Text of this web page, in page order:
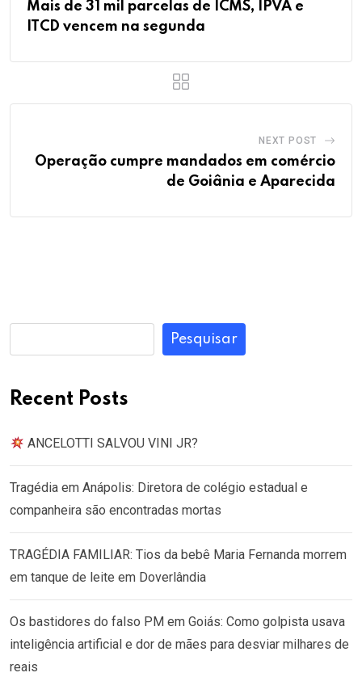
Mais de 31 mil parcelas de ICMS, IPVA e
ITCD vencem na segunda
NEXT POST
Operação cumpre mandados em comércio
de Goiânia e Aparecida
Pesquisar
Recent Posts
ANCELOTTI SALVOU VINI JR?
Tragédia em Anápolis: Diretora de colégio estadual e
companheira são encontradas mortas
TRAGÉDIA FAMILIAR: Tios da bebê Maria Fernanda morrem
em tanque de leite em Doverlândia
Os bastidores do falso PM em Goiás: Como golpista usava
inteligência artificial e dor de mães para desviar milhares de
reais